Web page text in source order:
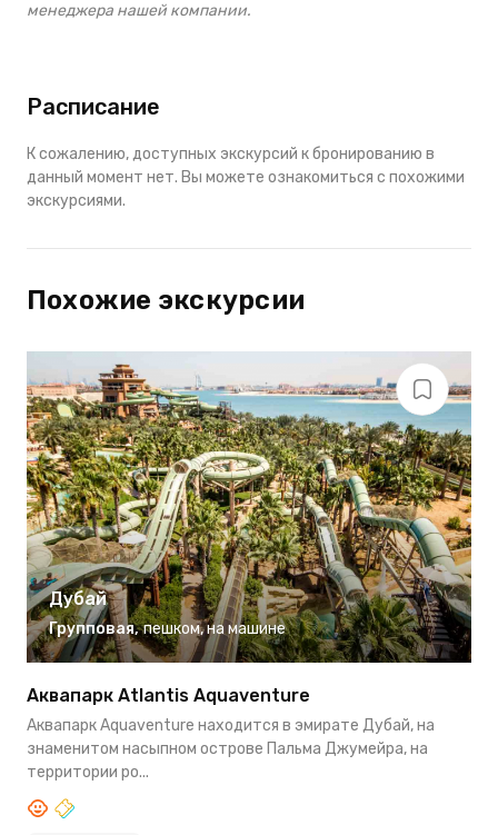
менеджера нашей компании.
Расписание
К сожалению, доступных экскурсий к бронированию в
данный момент нет. Вы можете ознакомиться с похожими
экскурсиями.
Похожие экскурсии
Дубай
Групповая, пешком, на машине
Аквапарк Atlantis Aquaventure
Аквапарк Aquaventure находится в эмирате Дубай, на
знаменитом насыпном острове Пальма Джумейра, на
территории ро...